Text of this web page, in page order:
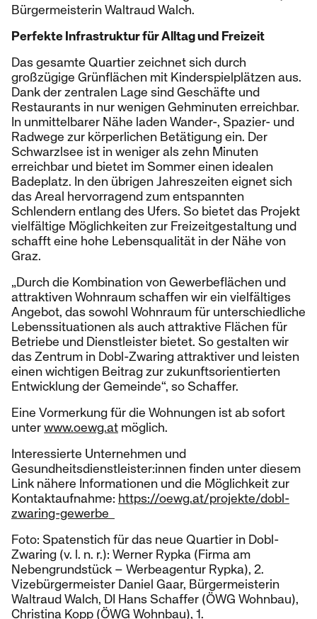
Bürgermeisterin Waltraud Walch.
Perfekte Infrastruktur für Alltag und Freizeit
Das gesamte Quartier zeichnet sich durch
großzügige Grünflächen mit Kinderspielplätzen aus.
Dank der zentralen Lage sind Geschäfte und
Restaurants in nur wenigen Gehminuten erreichbar.
In unmittelbarer Nähe laden Wander-, Spazier- und
Radwege zur körperlichen Betätigung ein. Der
Schwarzlsee ist in weniger als zehn Minuten
erreichbar und bietet im Sommer einen idealen
Badeplatz. In den übrigen Jahreszeiten eignet sich
das Areal hervorragend zum entspannten
Schlendern entlang des Ufers. So bietet das Projekt
vielfältige Möglichkeiten zur Freizeitgestaltung und
schafft eine hohe Lebensqualität in der Nähe von
Graz.
„Durch die Kombination von Gewerbeflächen und
attraktiven Wohnraum schaffen wir ein vielfältiges
Angebot, das sowohl Wohnraum für unterschiedliche
Lebenssituationen als auch attraktive Flächen für
Betriebe und Dienstleister bietet. So gestalten wir
das Zentrum in Dobl-Zwaring attraktiver und leisten
einen wichtigen Beitrag zur zukunftsorientierten
Entwicklung der Gemeinde“, so Schaffer.
Eine Vormerkung für die Wohnungen ist ab sofort
unterwww.oewg.at möglich.
Interessierte Unternehmen und
Gesundheitsdienstleister:innen finden unter diesem
Link nähere Informationen und die Möglichkeit zur
Kontaktaufnahme: https://oewg.at/projekte/dobl-
zwaring-gewerbe
Foto: Spatenstich für das neue Quartier in Dobl-
Zwaring (v. l. n. r.): Werner Rypka (Firma am
Nebengrundstück – Werbeagentur Rypka), 2.
Vizebürgermeister Daniel Gaar, Bürgermeisterin
Waltraud Walch, DI Hans Schaffer (ÖWG Wohnbau),
Christina Kopp (ÖWG Wohnbau), 1.